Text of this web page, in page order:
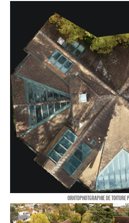
eCommerce –
ÉVÉNEMENT
BÂTIMENT
AUDIOVISUEL
Imagerie
Orhtophotgraphie de toiture